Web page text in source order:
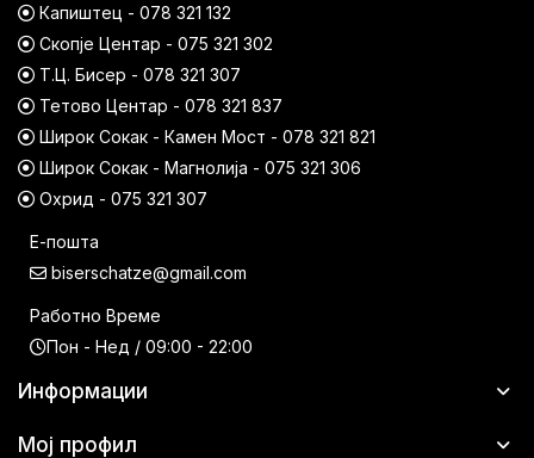
Капиштец - 078 321 132
Скопје Центар - 075 321 302
Т.Ц. Бисер - 078 321 307
Тетово Центар - 078 321 837
Широк Сокак - Камен Мост - 078 321 821
Широк Сокак - Магнолија - 075 321 306
Охрид - 075 321 307
Е-пошта
biserschatze@gmail.com
Работно Време
Пон - Нед / 09:00 - 22:00
Информации
Мој профил